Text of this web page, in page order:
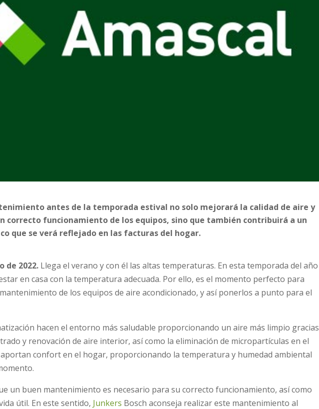
antes de la temporada estival no solo mejorará la calidad de aire y
correcto funcionamiento de los equipos, sino que también contribuirá a un
que se verá reflejado en las facturas del hogar.
de 2022. Llega el verano y con él las altas temperaturas. En esta temporada del año
en casa con la temperatura adecuada. Por ello, es el momento perfecto para
de los equipos de aire acondicionado, y así ponerlos a punto para el
hacen el entorno más saludable proporcionando un aire más limpio gracias
y renovación de aire interior, así como la eliminación de micropartículas en el
aportan confort en el hogar, proporcionando la temperatura y humedad ambiental
un buen mantenimiento es necesario para su correcto funcionamiento, así como
útil. En este sentido, Junkers Bosch aconseja realizar este mantenimiento al